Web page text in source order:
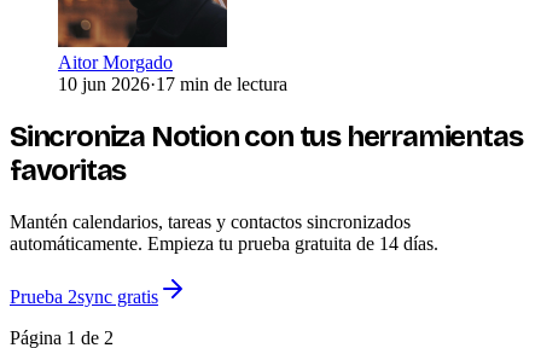
Aitor Morgado
10 jun 2026·17 min de lectura
Sincroniza Notion con tus herramientas
favoritas
Mantén calendarios, tareas y contactos sincronizados
automáticamente. Empieza tu prueba gratuita de 14 días.
Prueba 2sync gratis
Página 1 de 2